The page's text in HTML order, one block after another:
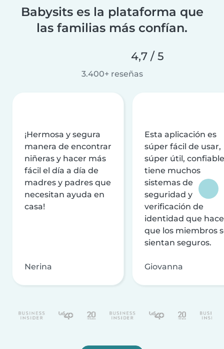
Babysits es la plataforma que
las familias más confían.
4,7 / 5
3.400+ reseñas
¡Hermosa y segura
manera de encontrar
niñeras y hacer más
fácil el día a día de
madres y padres que
necesitan ayuda en
casa!
Nerina
Esta aplicación es
súper fácil de usar,
súper útil,
tiene muchos
sistemas de
seguridad y
verificación de
identidad que
que los miembros
sientan seguros.
Giovanna